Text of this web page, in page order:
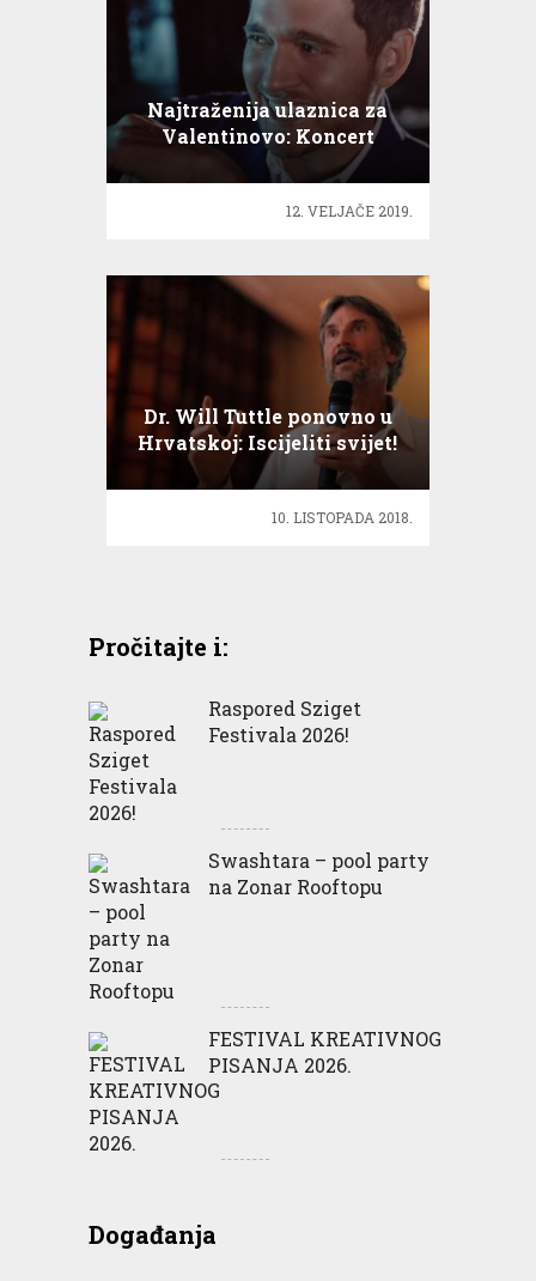
Najtraženija ulaznica za
Valentinovo: Koncert
Michael Buble
12. VELJAČE 2019.
Dr. Will Tuttle ponovno u
Hrvatskoj: Iscijeliti svijet!
10. LISTOPADA 2018.
Pročitajte i:
Raspored Sziget
Festivala 2026!
Swashtara – pool party
na Zonar Rooftopu
FESTIVAL KREATIVNOG
PISANJA 2026.
Događanja